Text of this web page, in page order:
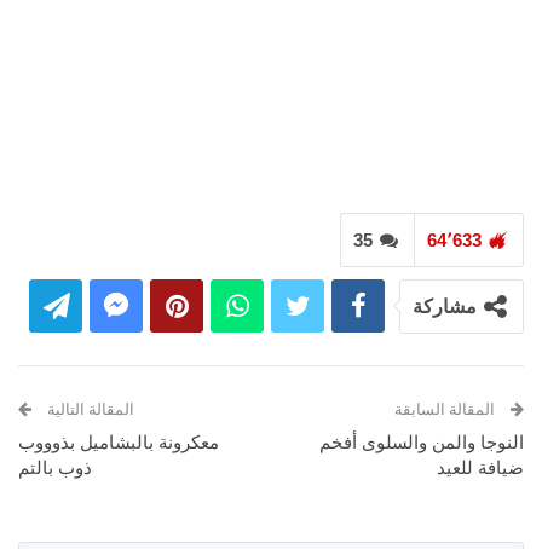
35 64٬633
مشاركة
المقالة السابقة
النوجا والمن والسلوى أفخم
ضيافة للعيد
المقالة التالية
معكرونة بالبشاميل بذوووب
ذوب بالتم